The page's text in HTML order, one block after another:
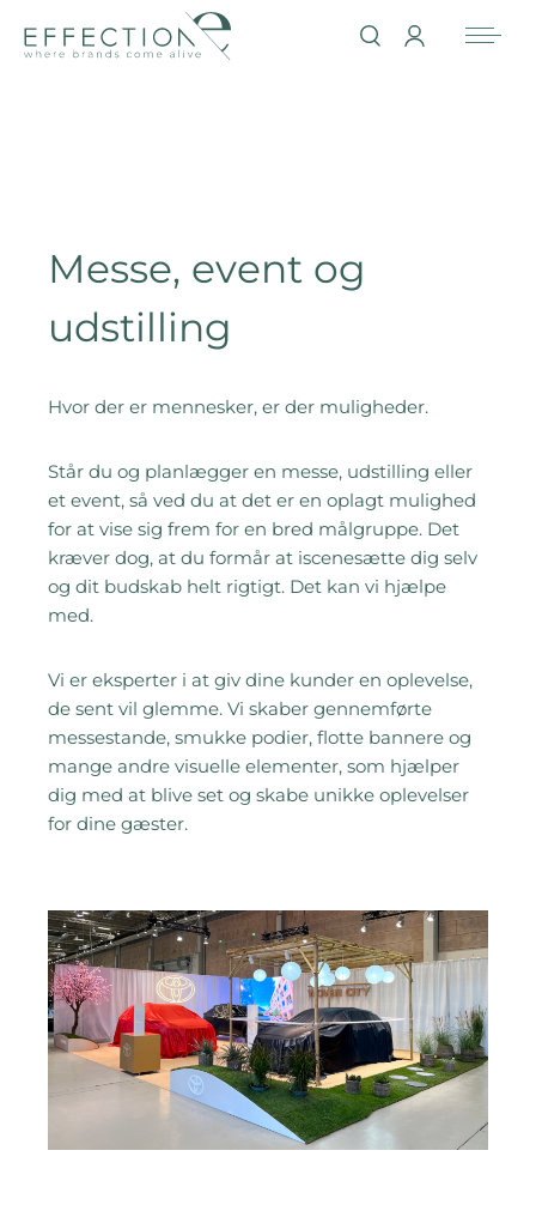
Messe, event og
udstilling
Hvor der er mennesker, er der muligheder.
Står du og planlægger en messe, udstilling eller
et event, så ved du at det er en oplagt mulighed
for at vise sig frem for en bred målgruppe. Det
kræver dog, at du formår at iscenesætte dig selv
og dit budskab helt rigtigt. Det kan vi hjælpe
med.
Vi er eksperter i at giv dine kunder en oplevelse,
de sent vil glemme. Vi skaber gennemførte
messestande, smukke podier, flotte bannere og
mange andre visuelle elementer, som hjælper
dig med at blive set og skabe unikke oplevelser
for dine gæster.